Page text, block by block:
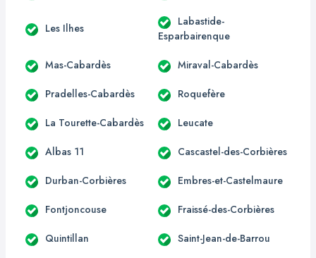
Les Ilhes
Labastide-
Esparbairenque
Mas-Cabardès Miraval-Cabardès
Pradelles-Cabardès Roquefère
La Tourette-Cabardès Leucate
Albas 11 Cascastel-des-Corbières
Durban-Corbières Embres-et-Castelmaure
Fontjoncouse Fraissé-des-Corbières
Quintillan Saint-Jean-de-Barrou